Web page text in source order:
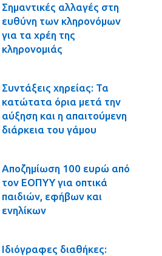
Σημαντικές αλλαγές στη
ευθύνη των κληρονόμων
για τα χρέη της
κληρονομιάς
Συντάξεις χηρείας: Τα
κατώτατα όρια μετά την
αύξηση και η απαιτούμενη
διάρκεια του γάμου
Αποζημίωση 100 ευρώ από
τον ΕΟΠΥΥ για οπτικά
παιδιών, εφήβων και
ενηλίκων
Ιδιόγραφες διαθήκες: